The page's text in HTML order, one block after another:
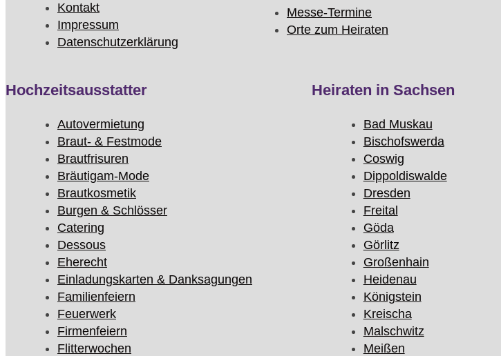
Kontakt
Impressum
Datenschutzerklärung
Messe-Termine
Orte zum Heiraten
Hochzeitsausstatter
Autovermietung
Braut- & Festmode
Brautfrisuren
Bräutigam-Mode
Brautkosmetik
Burgen & Schlösser
Catering
Dessous
Eherecht
Einladungskarten & Danksagungen
Familienfeiern
Feuerwerk
Firmenfeiern
Flitterwochen
Heiraten in Sachsen
Bad Muskau
Bischofswerda
Coswig
Dippoldiswalde
Dresden
Freital
Göda
Görlitz
Großenhain
Heidenau
Königstein
Kreischa
Malschwitz
Meißen